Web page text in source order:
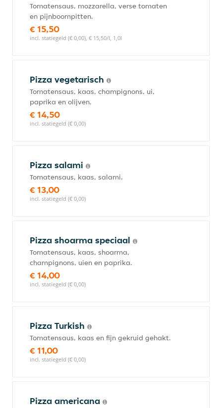
Tomatensaus, mozzarella, verse tomaten
en pijnboompitten.
€ 15,50
incl. statiegeld (€ 0,00), € 15,50/l, 1,0l
Pizza vegetarisch
Tomatensaus, kaas, champignons, ui,
paprika en olijven.
€ 14,50
incl. statiegeld (€ 0,00)
Pizza salami
Tomatensaus, kaas, salami.
€ 13,00
incl. statiegeld (€ 0,00)
Pizza shoarma speciaal
Tomatensaus, kaas, shoarma,
champignons, uien en paprika.
€ 14,00
incl. statiegeld (€ 0,00)
Pizza Turkish
Tomatensaus, kaas en fijn gekruid gehakt.
€ 11,00
incl. statiegeld (€ 0,00)
Pizza americana